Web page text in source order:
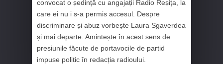
convocat o ședință cu angajații Radio Reșița, la
care ei nu i s-a permis accesul. Despre
discriminare și abuz vorbește Laura Sgaverdea
și mai departe. Amintește în acest sens de
presiunile făcute de portavocile de partid
impuse politic în redacția radioului.